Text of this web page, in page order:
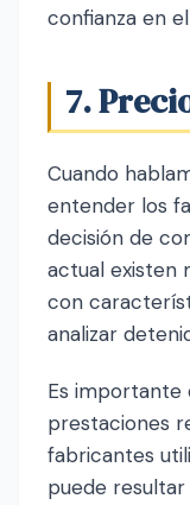
confianza en
7.
Cuando
entender los
decisión de
actual existen
con
analizar
Es importante
prestaciones
fabricantes
puede